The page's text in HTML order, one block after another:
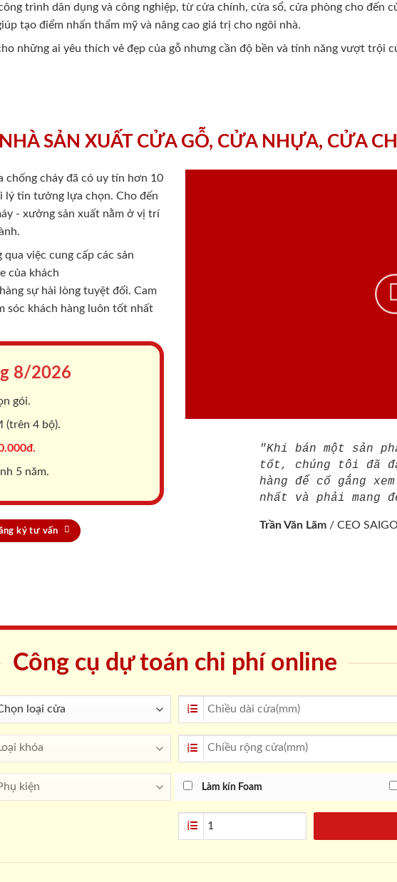
trình dân dụng và công nghiệp, từ cửa chính, cửa sổ, cửa phòng cho đến
tạo điểm nhấn thẩm mỹ và nâng cao giá trị cho ngôi nhà.
những ai yêu thích vẻ đẹp của gỗ nhưng cần độ bền và tính năng vượt trội
SẢN XUẤT CỬA GỖ, CỬA NHỰA, CỬA
chống cháy đã có uy tín hơn 10
lý tin tưởng lựa chọn. Cho đến
- xưởng sản xuất nằm ở vị trí
việc cung cấp các sản
của khách
sự hài lòng tuyệt đối. Cam
sóc khách hàng luôn tốt nhất
8/2026
gói.
(trên 4 bộ).
5 năm.
ký tư vấn
"Khi bán một sản
tốt, chúng tôi đã
hàng để cố gắng
nhất và phải mang
Trần Văn Lãm / CEO
Công cụ dự toán chi phí online
Làm kín Foam